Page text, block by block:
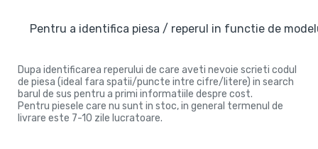
Pentru a identifica piesa / reperul in functie de
Dupa identificarea reperului de care aveti nevoie scrieti codul
de piesa (ideal fara spatii/puncte intre cifre/litere) in search
barul de sus pentru a primi informatiile despre cost.
Pentru piesele care nu sunt in stoc, in general termenul de
livrare este 7-10 zile lucratoare.